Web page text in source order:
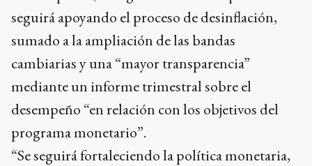
seguirá apoyando el proceso de desinflación,
sumado a la ampliación de las bandas
cambiarias y una “mayor transparencia”
mediante un informe trimestral sobre el
desempeño “en relación con los objetivos del
programa monetario”.
“Se seguirá fortaleciendo la política monetaria,